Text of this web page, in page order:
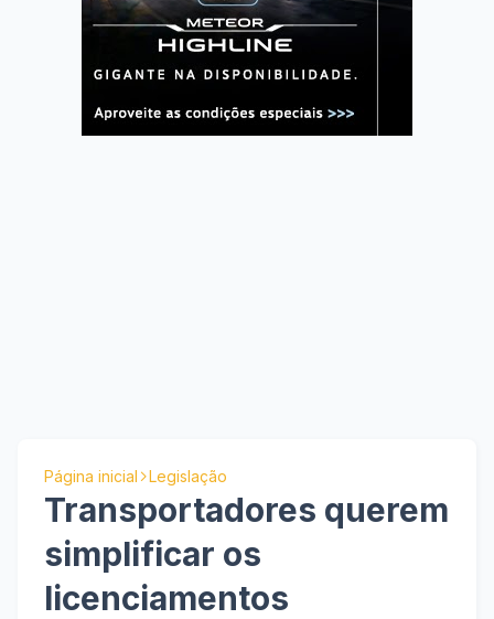
Página inicial Legislação
Transportadores querem
simplificar os
licenciamentos